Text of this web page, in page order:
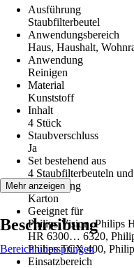
Ausführung
Staubfilterbeutel
Anwendungsbereich
Haus, Haushalt,
Anwendung
Reinigen
Material
Kunststoff
Inhalt
4 Stück
Staubverschluss
Ja
Set bestehend aus
4 Staubfilterbeuteln
Verpackung
Karton
Geeignet für
Philips Vision, Philips
HR 6300… 6320,
Philips TCX 400,
Einsatzbereich
Mehr anzeigen
Beschreibung
Bereich überspringen